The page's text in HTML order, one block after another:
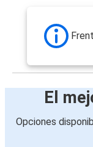
El
Opciones